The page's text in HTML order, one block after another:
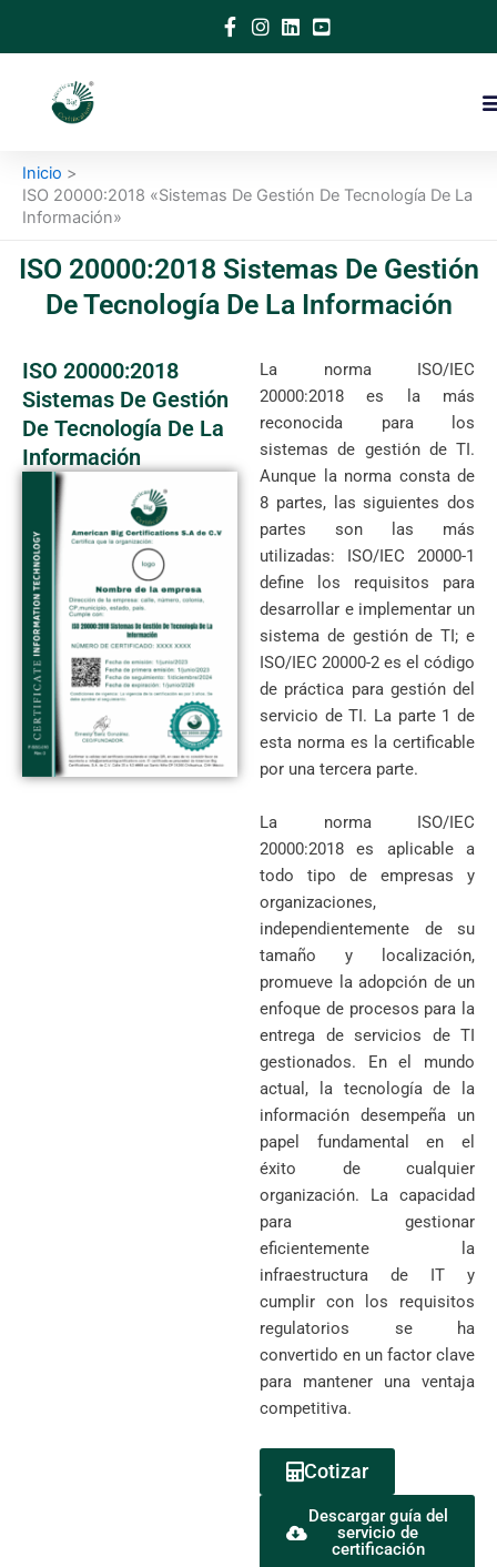
Inicio
ISO 20000:2018 «Sistemas De Gestión De Tecnología De La
Información»
ISO 20000:2018 Sistemas De Gestión
De Tecnología De La Información
ISO 20000:2018
Sistemas De Gestión
De Tecnología De La
Información
La norma ISO/IEC
20000:2018 es la más
reconocida para los
sistemas de gestión de TI.
Aunque la norma consta de
8 partes, las siguientes dos
partes son las más
utilizadas: ISO/IEC 20000-1
define los requisitos para
desarrollar e implementar un
sistema de gestión de TI; e
ISO/IEC 20000-2 es el código
de práctica para gestión del
servicio de TI. La parte 1 de
esta norma es la certificable
por una tercera parte.
La norma ISO/IEC
20000:2018 es aplicable a
todo tipo de empresas y
organizaciones,
independientemente de su
tamaño y localización,
promueve la adopción de un
enfoque de procesos para la
entrega de servicios de TI
gestionados. En el mundo
actual, la tecnología de la
información desempeña un
papel fundamental en el
éxito de cualquier
organización. La capacidad
para gestionar
eficientemente la
infraestructura de IT y
cumplir con los requisitos
regulatorios se ha
convertido en un factor clave
para mantener una ventaja
competitiva.
Cotizar
Descargar guía del
servicio de
certificación